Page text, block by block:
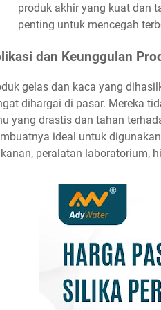
produk akhir yang kuat dan
penting untuk mencegah
dan Keunggulan
gelas dan kaca yang
dihargai di pasar. Mereka
yang drastis dan tahan
ideal untuk
peralatan laboratorium,